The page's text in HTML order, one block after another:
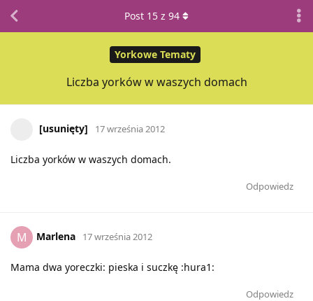
Yorkowe Tematy
Liczba yorków w waszych domach
Post 15 z 94
[usunięty] 17 września 2012
Liczba yorków w waszych domach.
Odpowiedz
M Marlena 17 września 2012
Mama dwa yoreczki: pieska i suczkę :hura1:
Odpowiedz